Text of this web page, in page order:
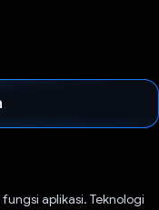
aplikasi. Teknologi